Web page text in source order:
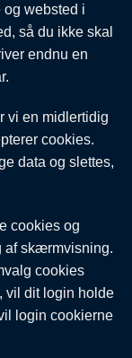
websted i
så du ikke skal
endnu en
vi en midlertidig
cookies.
data og slettes,
cookies og
af skærmvisning.
cookies
vil dit login holde
login cookierne